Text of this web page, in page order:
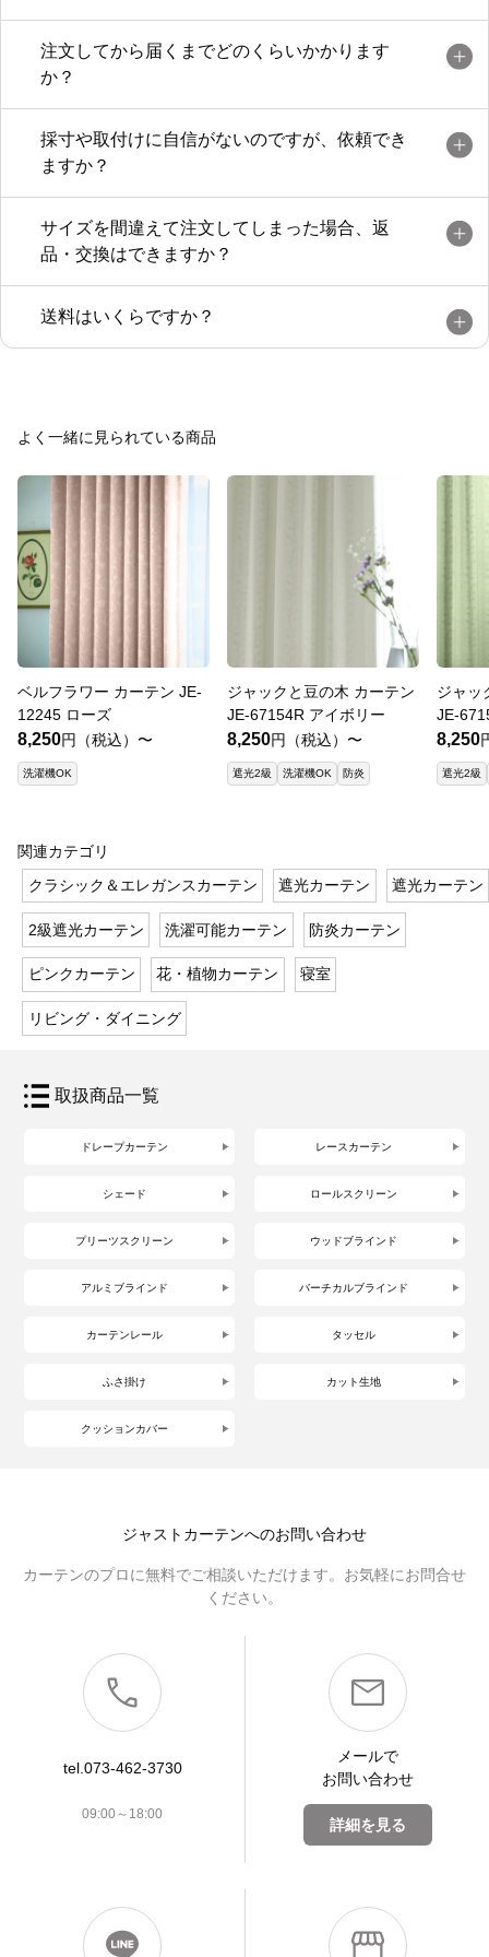
注文してから届くまでどのくらいかかります
か？
採寸や取付けに自信がないのですが、依頼でき
ますか？
サイズを間違えて注文してしまった場合、返
品・交換はできますか？
送料はいくらですか？
よく一緒に見られている商品
ベルフラワー カーテン JE-
12245 ローズ
8,250円（税込）〜
洗濯機OK
ジャックと豆の木 カーテン
JE-67154R アイボリー
8,250円（税込）〜
遮光2級 洗濯機OK 防炎
ジャッ
JE-
8,250
遮光2級
関連カテゴリ
クラシック＆エレガンスカーテン
遮光カーテン 遮光カーテン
2級遮光カーテン 洗濯可能カーテン 防炎カーテン
ピンクカーテン 花・植物カーテン 寝室
リビング・ダイニング
取扱商品一覧
ドレープカーテン レースカーテン
シェード ロールスクリーン
プリーツスクリーン ウッドブラインド
アルミブラインド バーチカルブラインド
カーテンレール タッセル
ふさ掛け カット生地
クッションカバー
ジャストカーテンへのお問い合わせ
カーテンのプロに無料でご相談いただけます。お気軽にお問合せ
ください。
tel.073-462-3730
09:00～18:00
メールで
お問い合わせ
詳細を見る